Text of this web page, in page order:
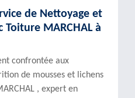
de Nettoyage et
Toiture MARCHAL à
confrontée aux
de mousses et lichens
, expert en